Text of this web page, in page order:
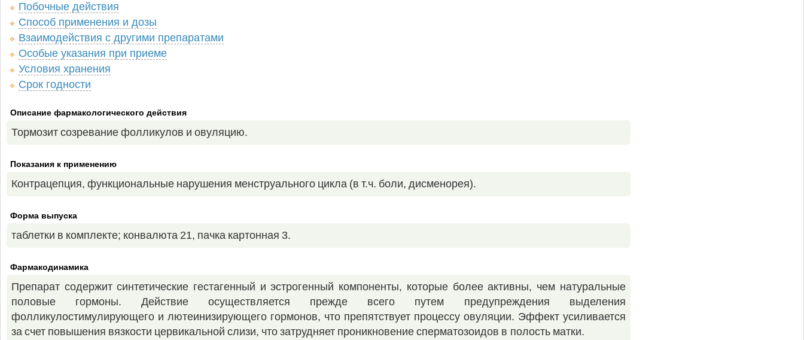
Побочные действия
Способ применения и дозы
Взаимодействия с другими препаратами
Особые указания при приеме
Условия хранения
Срок годности
Описание фармакологического действия
Тормозит созревание фолликулов и овуляцию.
Показания к применению
Контрацепция, функциональные нарушения менструального цикла (в т.ч. боли, дисменорея).
Форма выпуска
таблетки в комплекте; конвалюта 21, пачка картонная 3.
Фармакодинамика
Препарат содержит синтетические гестагенный и эстрогенный компоненты, которые более активны, чем натуральные
половые гормоны. Действие осуществляется прежде всего путем предупреждения выделения
фолликулостимулирующего и лютеинизирующего гормонов, что препятствует процессу овуляции. Эффект усиливается
за счет повышения вязкости цервикальной слизи, что затрудняет проникновение сперматозоидов в полость матки.